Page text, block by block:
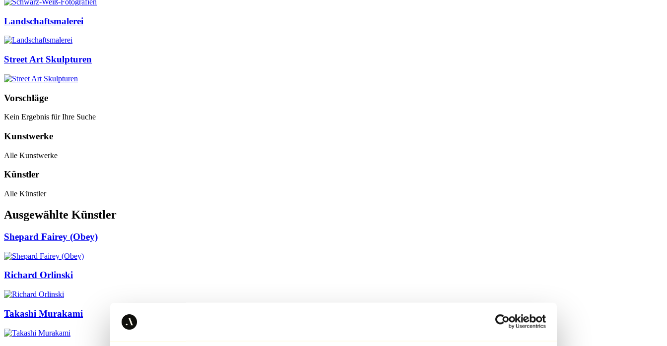
Landschaftsmalerei
Street Art Skulpturen
Vorschläge
Kein Ergebnis für Ihre Suche
Kunstwerke
Alle Kunstwerke
Künstler
Alle Künstler
Ausgewählte Künstler
Shepard Fairey (Obey)
Richard Orlinski
Takashi Murakami